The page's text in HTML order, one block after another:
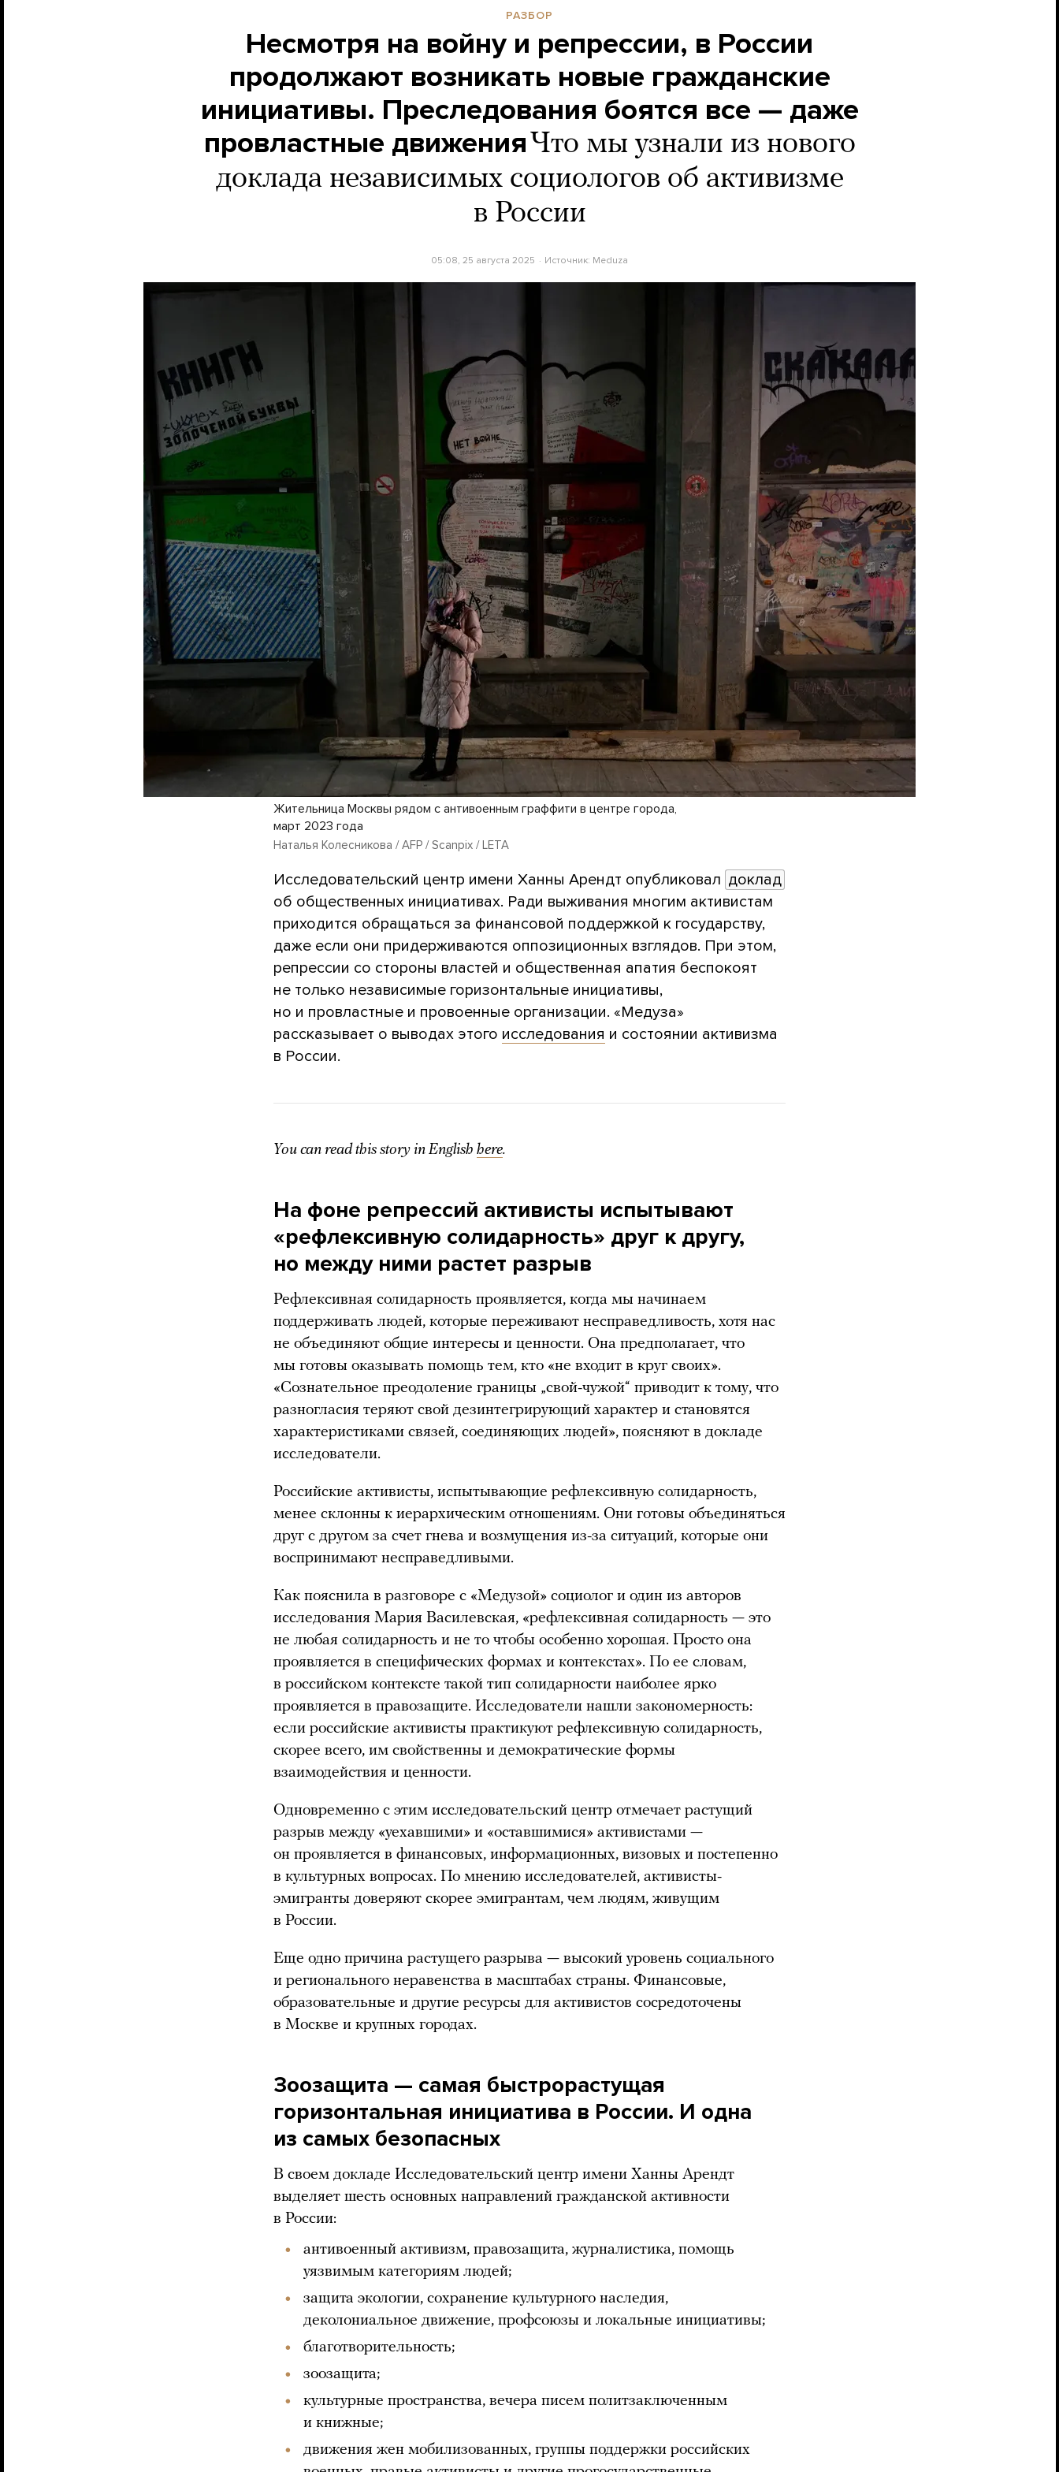
РАЗБОР
Несмотря на войну и репрессии, в России
продолжают возникать новые гражданские
инициативы. Преследования боятся все — даже
провластные движения Что мы узнали из нового
доклада независимых социологов об активизме
в России
05:08, 25 августа 2025 Источник: Meduza
Жительница Москвы рядом с антивоенным граффити в центре города,
март 2023 года
Наталья Колесникова / AFP / Scanpix / LETA
Исследовательский центр имени Ханны Арендт опубликовал доклад
об общественных инициативах. Ради выживания многим активистам
приходится обращаться за финансовой поддержкой к государству,
даже если они придерживаются оппозиционных взглядов. При этом,
репрессии со стороны властей и общественная апатия беспокоят
не только независимые горизонтальные инициативы,
но и провластные и провоенные организации. «Медуза»
рассказывает о выводах этого исследования и состоянии активизма
в России.
You can read this story in English here.
На фоне репрессий активисты испытывают
«рефлексивную солидарность» друг к другу,
но между ними растет разрыв
Рефлексивная солидарность проявляется, когда мы начинаем
поддерживать людей, которые переживают несправедливость, хотя нас
не объединяют общие интересы и ценности. Она предполагает, что
мы готовы оказывать помощь тем, кто «не входит в круг своих».
«Сознательное преодоление границы „свой-чужой“ приводит к тому, что
разногласия теряют свой дезинтегрирующий характер и становятся
характеристиками связей, соединяющих людей», поясняют в докладе
исследователи.
Российские активисты, испытывающие рефлексивную солидарность,
менее склонны к иерархическим отношениям. Они готовы объединяться
друг с другом за счет гнева и возмущения из-за ситуаций, которые они
воспринимают несправедливыми.
Как пояснила в разговоре с «Медузой» социолог и один из авторов
исследования Мария Василевская, «рефлексивная солидарность — это
не любая солидарность и не то чтобы особенно хорошая. Просто она
проявляется в специфических формах и контекстах». По ее словам,
в российском контексте такой тип солидарности наиболее ярко
проявляется в правозащите. Исследователи нашли закономерность:
если российские активисты практикуют рефлексивную солидарность,
скорее всего, им свойственны и демократические формы
взаимодействия и ценности.
Одновременно с этим исследовательский центр отмечает растущий
разрыв между «уехавшими» и «оставшимися» активистами —
он проявляется в финансовых, информационных, визовых и постепенно
в культурных вопросах. По мнению исследователей, активисты-
эмигранты доверяют скорее эмигрантам, чем людям, живущим
в России.
Еще одно причина растущего разрыва — высокий уровень социального
и регионального неравенства в масштабах страны. Финансовые,
образовательные и другие ресурсы для активистов сосредоточены
в Москве и крупных городах.
Зоозащита — самая быстрорастущая
горизонтальная инициатива в России. И одна
из самых безопасных
В своем докладе Исследовательский центр имени Ханны Арендт
выделяет шесть основных направлений гражданской активности
в России:
антивоенный активизм, правозащита, журналистика, помощь
уязвимым категориям людей;
защита экологии, сохранение культурного наследия,
деколониальное движение, профсоюзы и локальные инициативы;
благотворительность;
зоозащита;
культурные пространства, вечера писем политзаключенным
и книжные;
движения жен мобилизованных, группы поддержки российских